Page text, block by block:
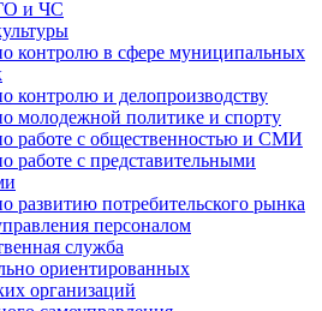
и ЧС
контролю в сфере муниципальных
контролю и делопроизводству
молодежной политике и спорту
работе с общественностью и СМИ
работе с представительными
развитию потребительского рынка
персоналом
служба
ориентированных
организаций